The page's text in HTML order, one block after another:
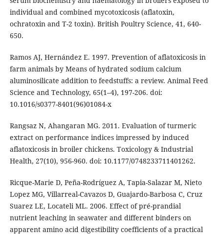
individual and combined mycotoxicosis (aflatoxin,
ochratoxin and T-2 toxin). British Poultry Science, 41, 640-
650.
Ramos AJ, Hernández E. 1997. Prevention of aflatoxicosis in
farm animals by Means of hydrated sodium calcium
aluminosilicate addition to feedstuffs: a review. Animal Feed
Science and Technology, 65(1–4), 197-206. doi:
10.1016/s0377-8401(96)01084-x
Rangsaz N, Ahangaran MG. 2011. Evaluation of turmeric
extract on performance indices impressed by induced
aflatoxicosis in broiler chickens. Toxicology & Industrial
Health, 27(10), 956-960. doi: 10.1177/0748233711401262.
Ricque-Marie D, Peña-Rodríguez A, Tapia-Salazar M, Nieto
Lopez MG, Villarreal-Cavazos D, Guajardo-Barbosa C, Cruz
Suarez LE, Locateli ML. 2006. Effect of pré-prandial
nutrient leaching in seawater and different binders on
apparent amino acid digestibility coefficients of a practical